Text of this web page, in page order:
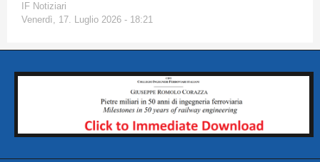
IF Notiziari
Venerdì, 17. Luglio 2026 - 18:21